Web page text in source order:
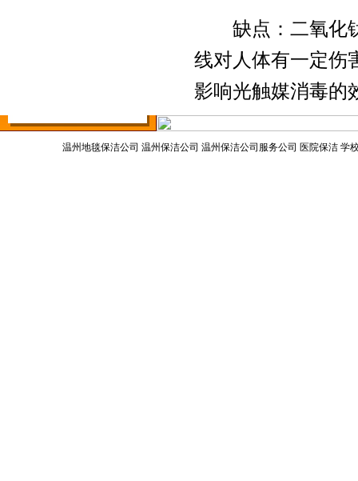
缺点：二氧化钛
线对人体有一定伤
影响光触媒消毒的
温州地毯保洁公司 温州保洁公司 温州保洁公司服务公司 医院保洁 学